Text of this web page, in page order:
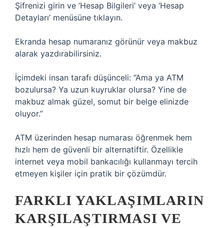
Şifrenizi girin ve ‘Hesap Bilgileri’ veya ‘Hesap
Detayları’ menüsüne tıklayın.
Ekranda hesap numaranız görünür veya makbuz
alarak yazdırabilirsiniz.
İçimdeki insan tarafı düşünceli: “Ama ya ATM
bozulursa? Ya uzun kuyruklar olursa? Yine de
makbuz almak güzel, somut bir belge elinizde
oluyor.”
ATM üzerinden hesap numarası öğrenmek hem
hızlı hem de güvenli bir alternatiftir. Özellikle
internet veya mobil bankacılığı kullanmayı tercih
etmeyen kişiler için pratik bir çözümdür.
FARKLI YAKLAŞIMLARIN
KARŞILAŞTIRMASI VE